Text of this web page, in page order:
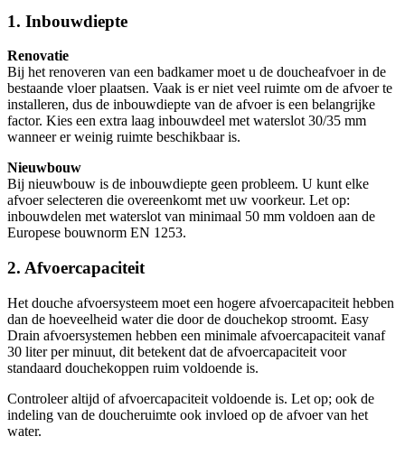
1. Inbouwdiepte
Renovatie
Bij het renoveren van een badkamer moet u de doucheafvoer in de
bestaande vloer plaatsen. Vaak is er niet veel ruimte om de afvoer te
installeren, dus de inbouwdiepte van de afvoer is een belangrijke
factor. Kies een extra laag inbouwdeel met waterslot 30/35 mm
wanneer er weinig ruimte beschikbaar is.
Nieuwbouw
Bij nieuwbouw is de inbouwdiepte geen probleem. U kunt elke
afvoer selecteren die overeenkomt met uw voorkeur. Let op:
inbouwdelen met waterslot van minimaal 50 mm voldoen aan de
Europese bouwnorm EN 1253.
2. Afvoercapaciteit
Het douche afvoersysteem moet een hogere afvoercapaciteit hebben
dan de hoeveelheid water die door de douchekop stroomt. Easy
Drain afvoersystemen hebben een minimale afvoercapaciteit vanaf
30 liter per minuut, dit betekent dat de afvoercapaciteit voor
standaard douchekoppen ruim voldoende is.
Controleer altijd of afvoercapaciteit voldoende is. Let op; ook de
indeling van de doucheruimte ook invloed op de afvoer van het
water.